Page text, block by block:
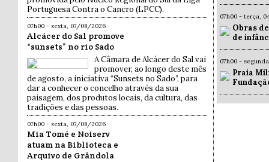
Portuguesa Contra o Cancro (LPCC).
07h00 - sexta, 07/08/2026
Alcácer do Sal promove
“sunsets” no rio Sado
A Câmara de Alcácer do Sal vai
promover, ao longo deste mês
de agosto, a iniciativa “Sunsets no Sado”, para
dar a conhecer o concelho através da sua
paisagem, dos produtos locais, da cultura, das
tradições e das pessoas.
07h00 - sexta, 07/08/2026
Mia Tomé e Noiserv
atuam na Biblioteca e
Arquivo de Grândola
07h00 - terça,
Obras
de
07h00 -
Praia